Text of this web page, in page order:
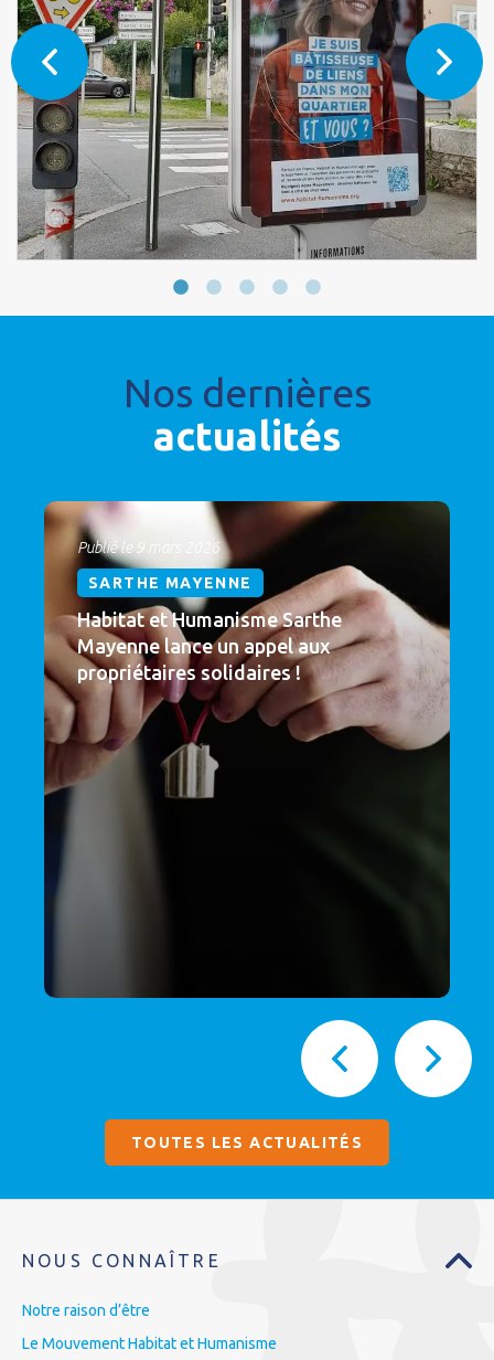
Nos dernières
actualités
Publié le 9 mars 2026
SARTHE MAYENNE
Habitat et Humanisme Sarthe
Mayenne lance un appel aux
propriétaires solidaires !
TOUTES LES ACTUALITÉS
NOUS CONNAÎTRE
Notre raison d’être
Le Mouvement Habitat et Humanisme